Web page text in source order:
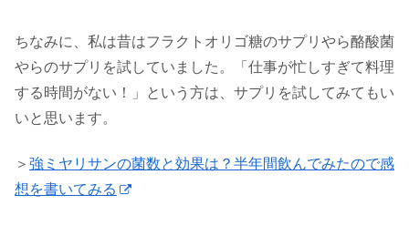
ちなみに、私は昔はフラクトオリゴ糖のサプリやら酪酸菌
やらのサプリを試していました。「仕事が忙しすぎて料理
する時間がない！」という方は、サプリを試してみてもい
いと思います。
＞ 強ミヤリサンの菌数と効果は？半年間飲んでみたので感
想を書いてみる